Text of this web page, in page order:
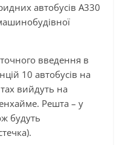
автобусів А330
введення в
10 автобусів на
вийдуть на
Решта – у
будуть